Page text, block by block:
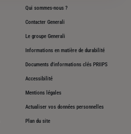
Qui sommes-nous ?
Contacter Generali
Le groupe Generali
Informations en matière de durabilité
Documents d'informations clés PRIIPS
Accessibilité
Mentions légales
Actualiser vos données personnelles
Plan du site